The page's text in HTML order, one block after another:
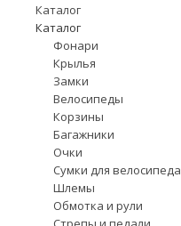
Каталог
Каталог
Фонари
Крылья
Замки
Велосипеды
Корзины
Багажники
Очки
Сумки для велосипеда
Шлемы
Обмотка и рули